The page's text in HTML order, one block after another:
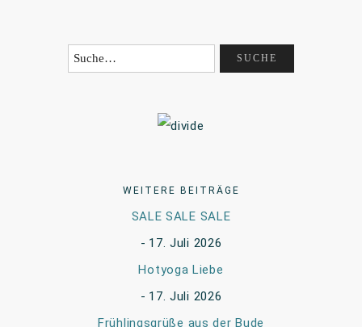
WEITERE BEITRÄGE
SALE SALE SALE
17. Juli 2026
Hotyoga Liebe
17. Juli 2026
Frühlingsgrüße aus der Bude